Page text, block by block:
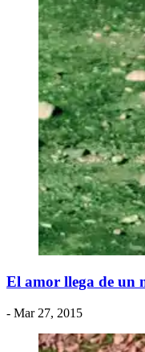
El amor llega de un
- Mar 27, 2015